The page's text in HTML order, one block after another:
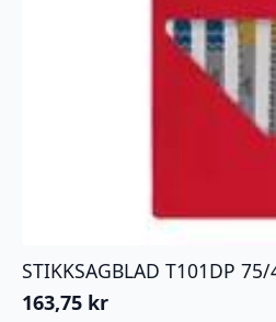
STIKKSAGBLAD T101DP
163,75 kr